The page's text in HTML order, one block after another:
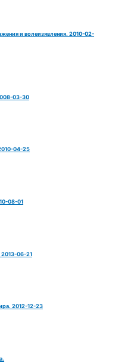
и волеизявления. 2010-02-
03-30
04-25
08-01
2013-06-21
2012-12-23